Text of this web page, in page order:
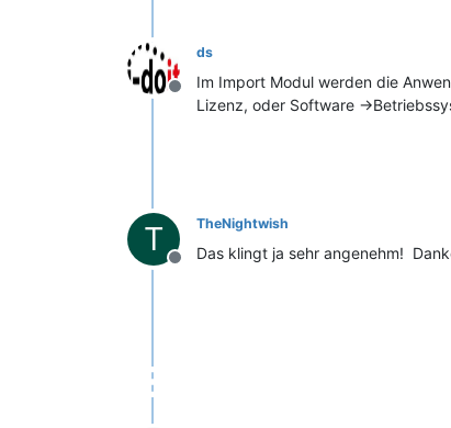
Offline
ds
Im Import Modul werden die
Lizenz, oder Software -
T
Offline
TheNightwish
Das klingt ja sehr angenehm!